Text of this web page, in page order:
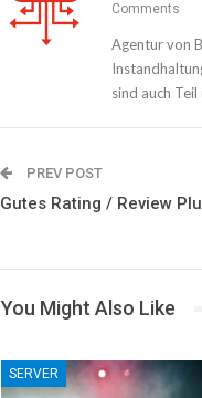
Comments
Agentur von
sind auch
PREV POST
Gutes Rating / Review
You Might Also Like
SERVER